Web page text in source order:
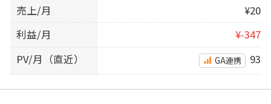
売上/月
¥20
利益/月
¥-347
PV/月（直近）
GA連携 93